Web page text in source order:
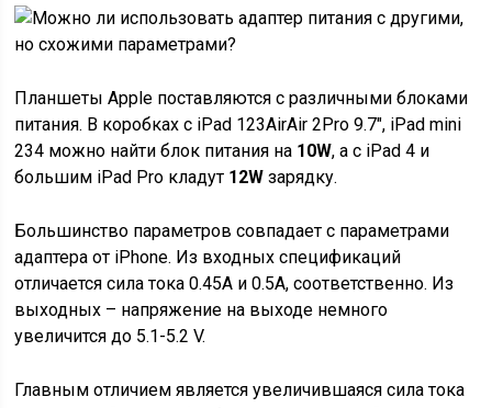
Планшеты Apple поставляются с различными блоками
питания. В коробках с iPad 123AirAir 2Pro 9.7″, iPad mini
234 можно найти блок питания на 10W, а с iPad 4 и
большим iPad Pro кладут 12W зарядку.
Большинство параметров совпадает с параметрами
адаптера от iPhone. Из входных спецификаций
отличается сила тока 0.45A и 0.5A, соответственно. Из
выходных – напряжение на выходе немного
увеличится до 5.1-5.2 V.
Главным отличием является увеличившаяся сила тока